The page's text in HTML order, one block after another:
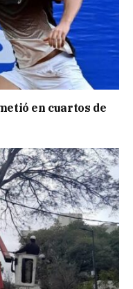
en cuartos de